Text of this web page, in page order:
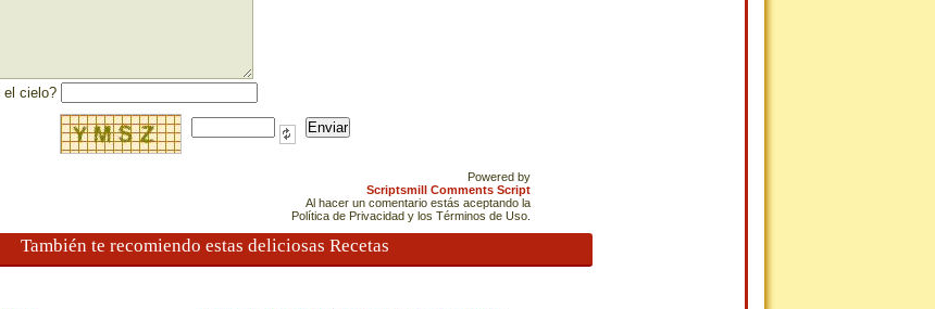
el cielo?
Powered by
Scriptsmill Comments Script
Al hacer un comentario estás aceptando la
Política de Privacidad y los Términos de Uso.
También te recomiendo estas deliciosas Recetas